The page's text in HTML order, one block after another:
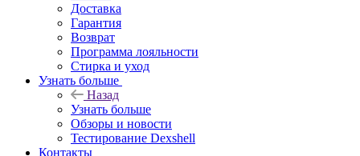
Доставка
Гарантия
Возврат
Программа лояльности
Стирка и уход
Узнать больше
Назад
Узнать больше
Обзоры и новости
Тестирование Dexshell
Контакты